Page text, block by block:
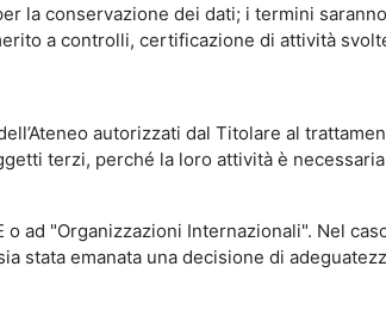
la conservazione dei dati; i termini
a controlli, certificazione di attività
autorizzati dal Titolare al
terzi, perché la loro attività è
ad "Organizzazioni Internazionali". Nel
stata emanata una decisione di